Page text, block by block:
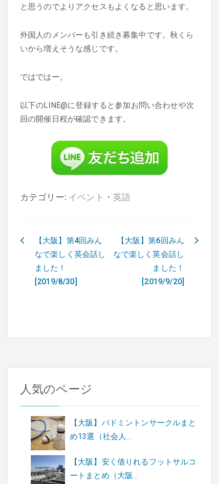
と思うのでよりアクセスもよくなると思います。
外国人のメンバーも引き続き募集中です。秋くら
いから増えそうな感じです。
ではではー。
以下のLINE@に登録すると参加お問い合わせや次
回の開催日程が確認できます。
カテゴリー: イベント ・ 英語
投
【大阪】第4回みん
なで楽しく英会話し
ました！
[2019/8/30]
【大阪】第6回みん
なで楽しく英会話し
ました！
[2019/9/20]
人気のページ
【大阪】バドミントンサークルまと
め13選（社会人...
【大阪】安く借りれるフットサルコ
ートまとめ（大阪...